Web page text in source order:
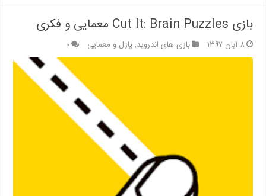
بازی Cut It: Brain Puzzles معمایی و فکری
۸ آبان ۱۳۹۷ بازی های اندروید, پازل و معمایی ۰